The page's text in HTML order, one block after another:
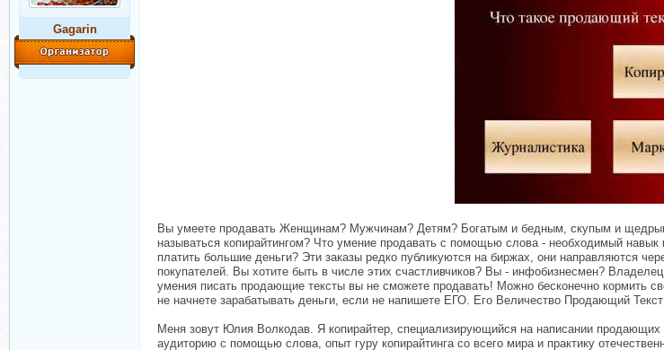
Gagarin
Вы умеете продавать Женщинам? Мужчинам? Детям? Богатым и бедным, скупым и
называться копирайтингом? Что умение продавать с помощью слова - необходимый
платить большие деньги? Эти заказы редко публикуются на биржах, они направляются
покупателей. Вы хотите быть в числе этих счастливчиков? Вы - инфобизнесмен?
умения писать продающие тексты вы не сможете продавать! Можно бесконечно кормить
не начнете зарабатывать деньги, если не напишете ЕГО. Его Величество Продающий
Меня зовут Юлия Волкодав. Я копирайтер, специализирующийся на написании
аудиторию с помощью слова, опыт гуру копирайтинга со всего мира и практику